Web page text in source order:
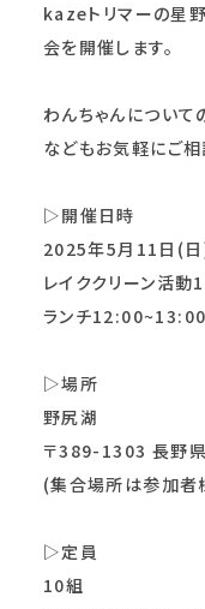
kazeトリマーの星
会を開催します。
わんちゃんについ
などもお気軽にご
▷開催日時
2025年5月11日(
レイククリーン活
ランチ12:00~13:00
▷場所
野尻湖
〒389-1303 長野
(集合場所は参加者
▷定員
10組